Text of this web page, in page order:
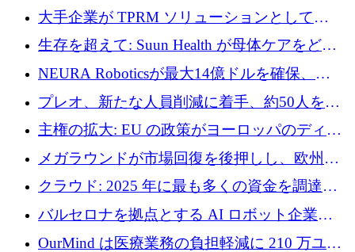
ドルを調達
大手企業が TPRM ソリューションとして
Vanta を選択する理由
生存を超えて: Suun Health が母体ケアをどの
ように再考しているか
NEURA Roboticsが最大14億ドルを確保、
Bending Spoonsが米国IPOを申請、英国首相が
4億ポンドのチップ計画を発表
プレオ、新たな人員削減に着手、約50人を解
雇
主権の拡大: EU の政策がヨーロッパのディー
プテック戦略をどのように再構築しているか
メガラウンドが市場回復を後押しし、欧州の
ハイテク資金調達は5月に105億ユーロに回復
クラウド: 2025 年に最も多くの資金を調達し
た 10 社
バルセロナを拠点とする AI ロボット企業
Theker が 8,500 万ドルを調達
OurMind は医療業務の負担軽減に 210 万ユー